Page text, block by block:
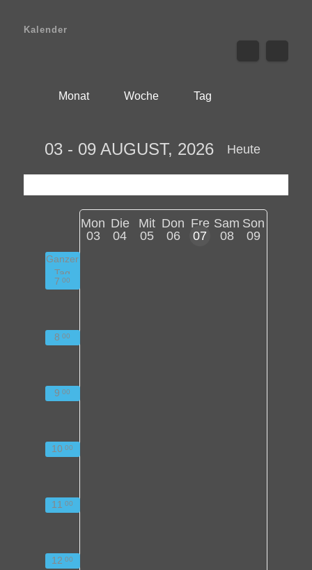
Kalender
Monat Woche Tag
Heute
03 - 09 AUGUST, 2026
Mon
03
Die
04
Mit
05
Don
06
Fre
07
Sam
08
Son
09
Ganzer
Tag
7 00
8 00
9 00
10 00
11 00
12 00